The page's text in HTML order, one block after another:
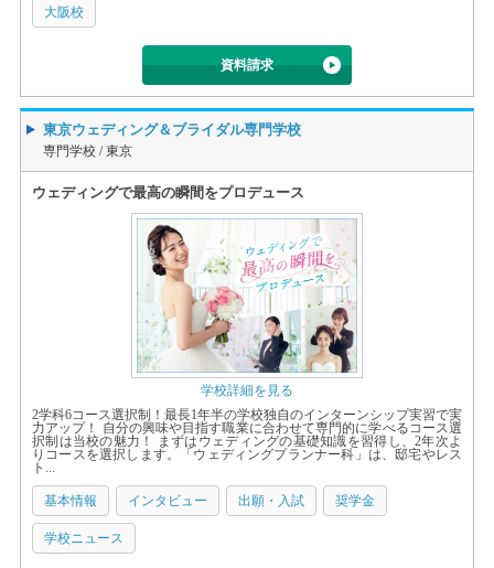
大阪校
資料請求
東京ウェディング＆ブライダル専門学校
専門学校 /東京
ウェディングで最高の瞬間をプロデュース
学校詳細を見る
2学科6コース選択制！最長1年半の学校独自のインターンシップ実習で実
力アップ！ 自分の興味や目指す職業に合わせて専門的に学べるコース選
択制は当校の魅力！ まずはウェディングの基礎知識を習得し、2年次よ
りコースを選択します。「ウェディングプランナー科」は、邸宅やレス
ト...
基本情報 インタビュー 出願・入試 奨学金
学校ニュース